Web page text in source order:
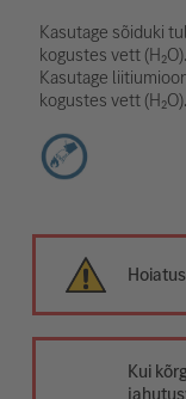
Kasutage sõiduki
kogustes vett (H₂O).
Kasutage
kogustes vett (H₂O).
Kui